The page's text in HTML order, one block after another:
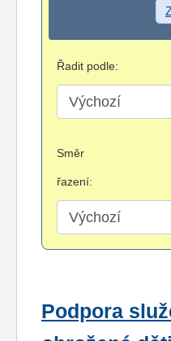
Řadit podle:
Směr
řazení:
Podpora